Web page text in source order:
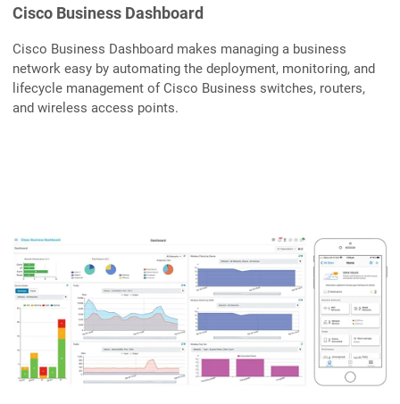
Cisco Business Dashboard
Cisco Business Dashboard makes managing a business
network easy by automating the deployment, monitoring, and
lifecycle management of Cisco Business switches, routers,
and wireless access points.